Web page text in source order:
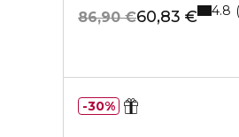
60,83 €
86,90 € 4.8
30%